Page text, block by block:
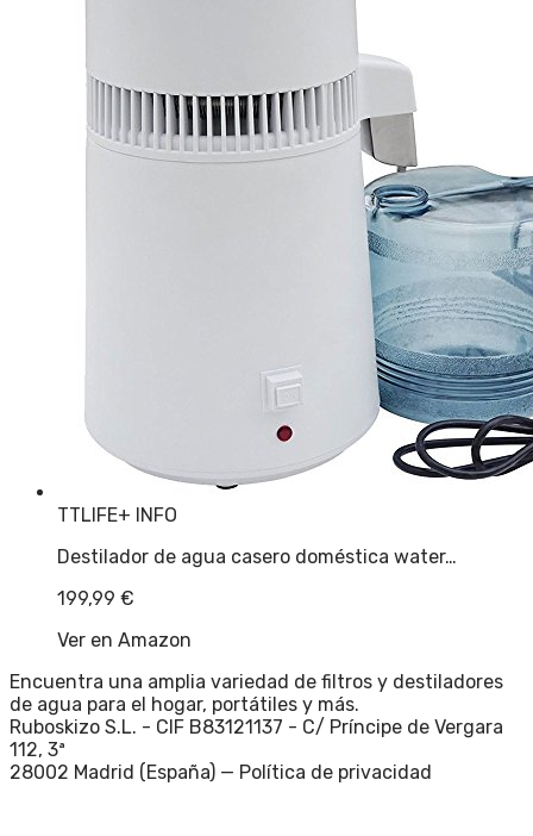
TTLIFE+ INFO
Destilador de agua casero doméstica water…
199,99 €
Ver en Amazon
Encuentra una amplia variedad de filtros y destiladores
de agua para el hogar, portátiles y más.
Ruboskizo S.L. - CIF B83121137 - C/ Príncipe de Vergara
112, 3ª
28002 Madrid (España) — Política de privacidad